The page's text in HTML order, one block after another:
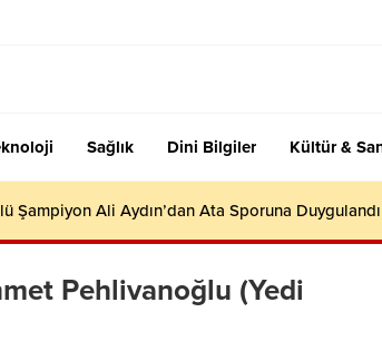
Sağlık Dini Bilgiler Kültür &
Şampiyon Ali Aydın’dan Ata Sporuna
Pehlivanoğlu (Yedi